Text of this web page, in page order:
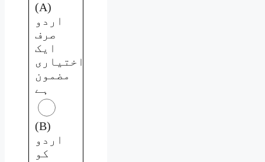
(A)
اردو
صرف
ایک
اختیاری
مضمون
ہے
(B)
اردو
کو